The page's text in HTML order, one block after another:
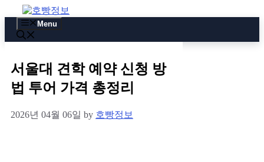
to
content
Menu
서울대 견학 예약 신청 방
법 투어 가격 총정리
2026년 04월 06일 by 호빵정보